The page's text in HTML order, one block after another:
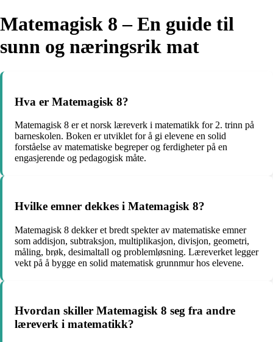
Matemagisk 8 – En guide til
sunn og næringsrik mat
Hva er Matemagisk 8?
Matemagisk 8 er et norsk læreverk i matematikk for 2. trinn på
barneskolen. Boken er utviklet for å gi elevene en solid
forståelse av matematiske begreper og ferdigheter på en
engasjerende og pedagogisk måte.
Hvilke emner dekkes i Matemagisk 8?
Matemagisk 8 dekker et bredt spekter av matematiske emner
som addisjon, subtraksjon, multiplikasjon, divisjon, geometri,
måling, brøk, desimaltall og problemløsning. Læreverket legger
vekt på å bygge en solid matematisk grunnmur hos elevene.
Hvordan skiller Matemagisk 8 seg fra andre
læreverk i matematikk?